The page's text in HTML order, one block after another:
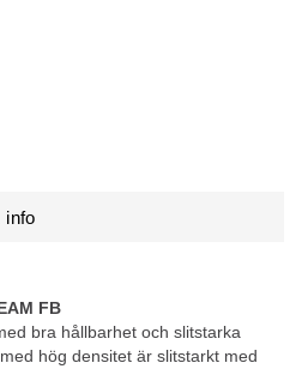
FB
bra hållbarhet och slitstarka
hög densitet är slitstarkt med